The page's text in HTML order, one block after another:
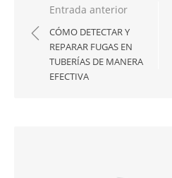
Navegación
de
entradas
Entrada anterior
CÓMO DETECTAR Y
REPARAR FUGAS EN
TUBERÍAS DE MANERA
EFECTIVA